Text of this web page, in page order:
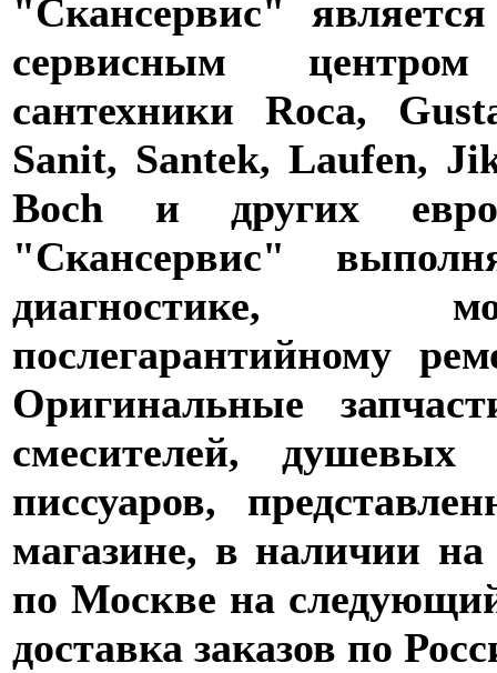
"Скансервис"
сервисным
сантехники Roca,
Sanit, Santek, Laufen,
Boch и других
"Скансервис"
диагностике,
послегарантийному
Оригинальные
смесителей, душевых
писсуаров,
магазине, в наличии на
по Москве на
доставка заказов по